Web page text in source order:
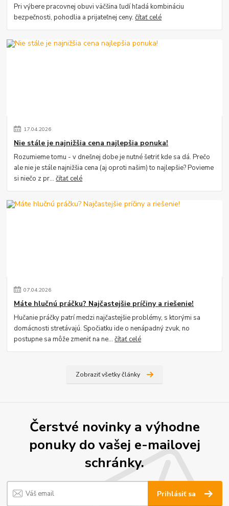
Pri výbere pracovnej obuvi väčšina ľudí hľadá kombináciu
bezpečnosti, pohodlia a prijateľnej ceny.čítať celé
17.04.2026
Nie stále je najnižšia cena najlepšia ponuka!
Rozumieme tomu - v dnešnej dobe je nutné šetriť kde sa dá. Prečo
ale nie je stále najnižšia cena (aj oproti našim) to najlepšie? Povieme
si niečo z pr...čítať celé
07.04.2026
Máte hlučnú práčku? Najčastejšie príčiny a riešenie!
Hučanie práčky patrí medzi najčastejšie problémy, s ktorými sa
domácnosti stretávajú. Spočiatku ide o nenápadný zvuk, no
postupne sa môže zmeniť na ne...čítať celé
Zobraziť všetky články
Čerstvé novinky a výhodne
ponuky do vašej e-mailovej
schránky.
Prihlásiť sa